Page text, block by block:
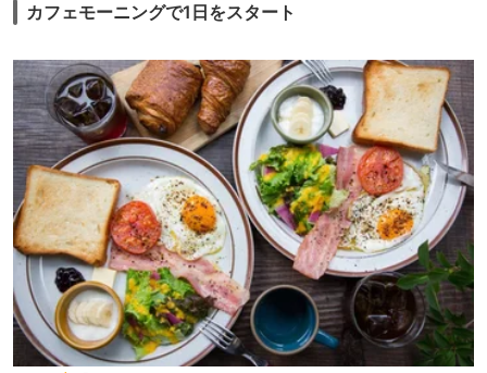
カフェモーニングで1日をスタート